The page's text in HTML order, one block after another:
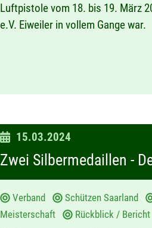
Luftpistole vom 18. bis 19. März
e.V. Eiweiler in vollem Gange war.
D
t
m
:
15.03.2024
Zwei Silbermedaillen -
Verband Schützen Saarland
Meisterschaft
Rückblick / Bericht